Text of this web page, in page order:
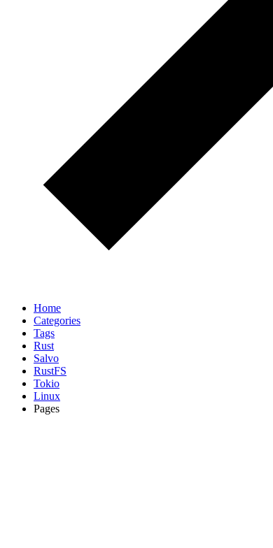
Home
Categories
Tags
Rust
Salvo
RustFS
Tokio
Linux
Pages